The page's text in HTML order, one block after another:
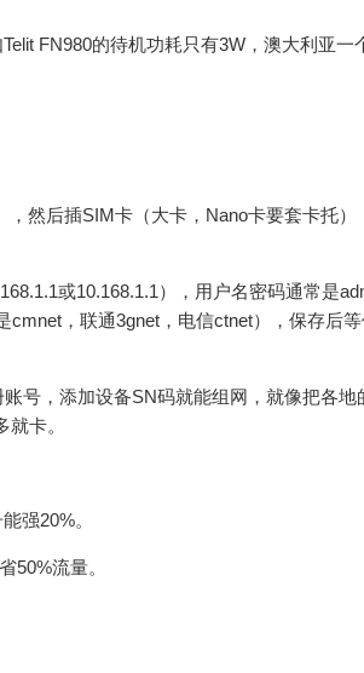
FN980的待机功耗只有3W，澳大利亚一
然后插SIM卡（大卡，Nano卡要套卡托）
或10.168.1.1），用户名密码通常是
，联通3gnet，电信ctnet），保存后
号，添加设备SN码就能组网，就像把各地
卡。
强20%。
50%流量。